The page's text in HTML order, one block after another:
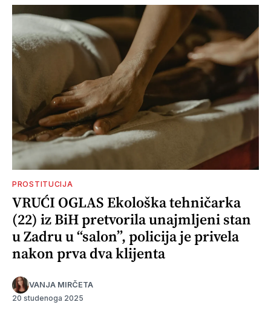
PROSTITUCIJA
VRUĆI OGLAS Ekološka tehničarka
(22) iz BiH pretvorila unajmljeni stan
u Zadru u “salon”, policija je privela
nakon prva dva klijenta
VANJA MIRČETA
20 studenoga 2025